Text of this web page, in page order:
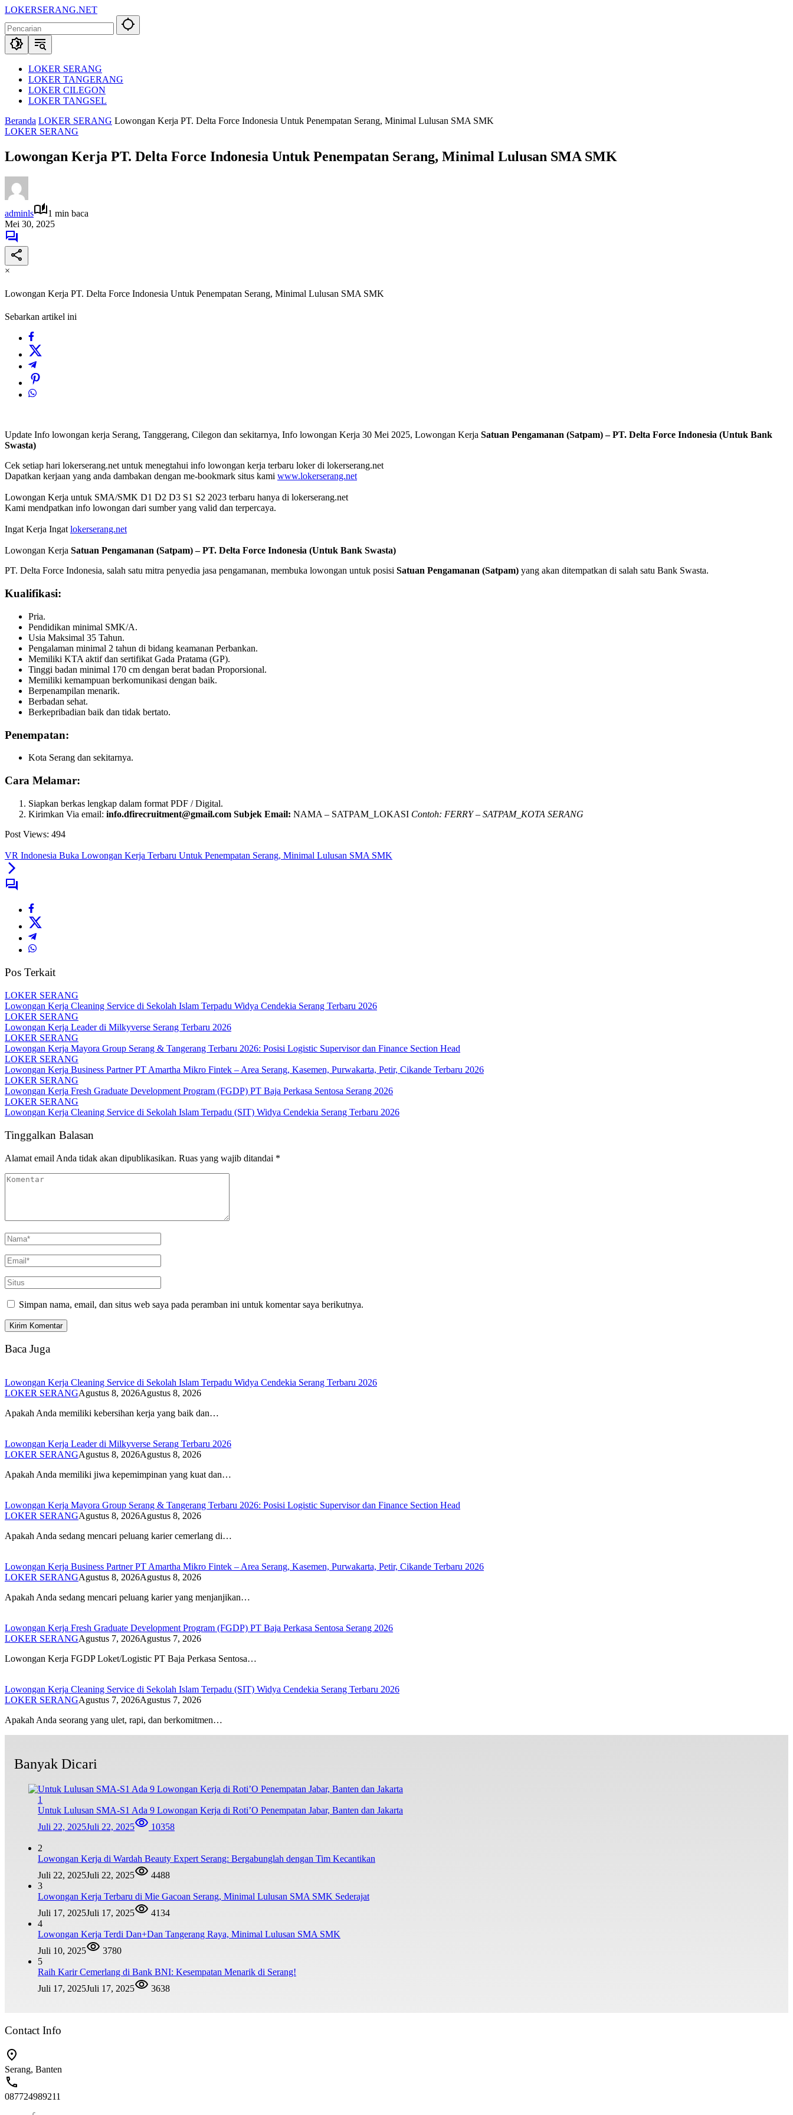
Langsung
konten
LOKERSERANG.NET
Lowongan
Kerja
Serang
SekitarnyaLOKER SERANG
LOKER TANGERANG
LOKER CILEGON
LOKER TANGSEL
Beranda LOKER SERANG Lowongan Kerja PT. Delta Force Indonesia Untuk Penempatan Serang, Minimal Lulusan SMA SMK
LOKER SERANG
Lowongan Kerja PT. Delta Force Indonesia Untuk Penempatan Serang, Minimal Lulusan SMA SMK
adminls
1 min baca
Mei 30, 2025
×
Lowongan Kerja PT. Delta Force Indonesia Untuk Penempatan Serang, Minimal Lulusan SMA SMK
Sebarkan artikel ini
Update Info lowongan kerja Serang, Tanggerang, Cilegon dan sekitarnya, Info lowongan Kerja 30 Mei 2025, Lowongan Kerja Satuan Pengamanan (Satpam) – PT. Delta Force Indonesia (Untuk Bank
Swasta)
Cek setiap hari lokerserang.net untuk menegtahui info lowongan kerja terbaru loker di lokerserang.net
Dapatkan kerjaan yang anda dambakan dengan me-bookmark situs kami www.lokerserang.net
Lowongan Kerja untuk SMA/SMK D1 D2 D3 S1 S2 2023 terbaru hanya di lokerserang.net
Kami mendpatkan info lowongan dari sumber yang valid dan terpercaya.
Ingat Kerja Ingat lokerserang.net
Lowongan Kerja Satuan Pengamanan (Satpam) – PT. Delta Force Indonesia (Untuk Bank Swasta)
PT. Delta Force Indonesia, salah satu mitra penyedia jasa pengamanan, membuka lowongan untuk posisi Satuan Pengamanan (Satpam) yang akan ditempatkan di salah satu Bank Swasta.
Kualifikasi:
Pria.
Pendidikan minimal SMK/A.
Usia Maksimal 35 Tahun.
Pengalaman minimal 2 tahun di bidang keamanan Perbankan.
Memiliki KTA aktif dan sertifikat Gada Pratama (GP).
Tinggi badan minimal 170 cm dengan berat badan Proporsional.
Memiliki kemampuan berkomunikasi dengan baik.
Berpenampilan menarik.
Berbadan sehat.
Berkepribadian baik dan tidak bertato.
Penempatan:
Kota Serang dan sekitarnya.
Cara Melamar:
Siapkan berkas lengkap dalam format PDF / Digital.
Kirimkan Via email: info.dfirecruitment@gmail.com Subjek Email: NAMA – SATPAM_LOKASI Contoh: FERRY – SATPAM_KOTA SERANG
Post Views: 494
VR Indonesia Buka Lowongan Kerja Terbaru Untuk Penempatan Serang, Minimal Lulusan SMA SMK
Pos Terkait
LOKER SERANG
Lowongan Kerja Cleaning Service di Sekolah Islam Terpadu Widya Cendekia Serang Terbaru 2026
LOKER SERANG
Lowongan Kerja Leader di Milkyverse Serang Terbaru 2026
LOKER SERANG
Lowongan Kerja Mayora Group Serang & Tangerang Terbaru 2026: Posisi Logistic Supervisor dan Finance Section Head
LOKER SERANG
Lowongan Kerja Business Partner PT Amartha Mikro Fintek – Area Serang, Kasemen, Purwakarta, Petir, Cikande Terbaru 2026
LOKER SERANG
Lowongan Kerja Fresh Graduate Development Program (FGDP) PT Baja Perkasa Sentosa Serang 2026
LOKER SERANG
Lowongan Kerja Cleaning Service di Sekolah Islam Terpadu (SIT) Widya Cendekia Serang Terbaru 2026
Tinggalkan Balasan
Alamat email Anda tidak akan dipublikasikan. Ruas yang wajib ditandai *
Simpan nama, email, dan situs web saya pada peramban ini untuk komentar saya berikutnya.
Baca Juga
Lowongan Kerja Cleaning Service di Sekolah Islam Terpadu Widya Cendekia Serang Terbaru 2026
LOKER SERANGAgustus 8, 2026Agustus 8, 2026
Apakah Anda memiliki kebersihan kerja yang baik dan…
Lowongan Kerja Leader di Milkyverse Serang Terbaru 2026
LOKER SERANGAgustus 8, 2026Agustus 8, 2026
Apakah Anda memiliki jiwa kepemimpinan yang kuat dan…
Lowongan Kerja Mayora Group Serang & Tangerang Terbaru 2026: Posisi Logistic Supervisor dan Finance Section Head
LOKER SERANGAgustus 8, 2026Agustus 8, 2026
Apakah Anda sedang mencari peluang karier cemerlang di…
Lowongan Kerja Business Partner PT Amartha Mikro Fintek – Area Serang, Kasemen, Purwakarta, Petir, Cikande Terbaru 2026
LOKER SERANGAgustus 8, 2026Agustus 8, 2026
Apakah Anda sedang mencari peluang karier yang menjanjikan…
Lowongan Kerja Fresh Graduate Development Program (FGDP) PT Baja Perkasa Sentosa Serang 2026
LOKER SERANGAgustus 7, 2026Agustus 7, 2026
Lowongan Kerja FGDP Loket/Logistic PT Baja Perkasa Sentosa…
Lowongan Kerja Cleaning Service di Sekolah Islam Terpadu (SIT) Widya Cendekia Serang Terbaru 2026
LOKER SERANGAgustus 7, 2026Agustus 7, 2026
Apakah Anda seorang yang ulet, rapi, dan berkomitmen…
Banyak Dicari
1
Untuk Lulusan SMA-S1 Ada 9 Lowongan Kerja di Roti’O Penempatan Jabar, Banten dan Jakarta
Juli 22, 2025Juli 22, 2025 10358
2
Lowongan Kerja di Wardah Beauty Expert Serang: Bergabunglah dengan Tim Kecantikan
Juli 22, 2025Juli 22, 2025
4488
3
Lowongan Kerja Terbaru di Mie Gacoan Serang, Minimal Lulusan SMA SMK Sederajat
Juli 17, 2025Juli 17, 2025
4134
4
Lowongan Kerja Terdi Dan+Dan Tangerang Raya, Minimal Lulusan SMA SMK
Juli 10, 2025
3780
5
Raih Karir Cemerlang di Bank BNI: Kesempatan Menarik di Serang!
Juli 17, 2025Juli 17, 2025 3638
Contact Info
Serang, Banten
087724989211